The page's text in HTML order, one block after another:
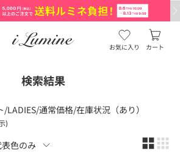
お気に入り カート
検索結果
/LADIES/通常価格/在庫状況（あり）
)